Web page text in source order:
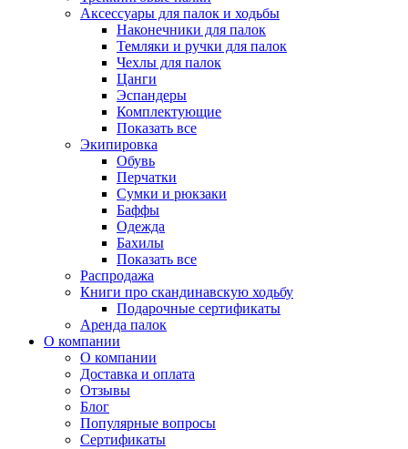
Аксессуары для палок и ходьбы
Наконечники для палок
Темляки и ручки для палок
Чехлы для палок
Цанги
Эспандеры
Комплектующие
Показать все
Экипировка
Обувь
Перчатки
Сумки и рюкзаки
Баффы
Одежда
Бахилы
Показать все
Распродажа
Книги про скандинавскую ходьбу
Подарочные сертификаты
Аренда палок
О компании
О компании
Доставка и оплата
Отзывы
Блог
Популярные вопросы
Сертификаты